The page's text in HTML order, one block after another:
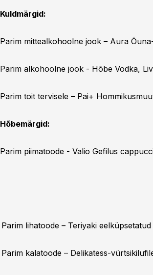
Kuldmärgid:
Parim mittealkohoolne jook – Aura
Parim alkohoolne jook - Hõbe Vodka,
Parim toit tervisele – Pai+
Hõbemärgid:
Parim piimatoode - Valio Gefilus
Parim lihatoode – Teriyaki
Parim kalatoode – Delikatess-